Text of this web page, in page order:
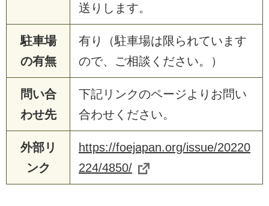
送りします。
駐車場
の有無
有り（駐車場は限られています
ので、ご相談ください。）
問い合
わせ先
下記リンクのページよりお問い
合わせください。
外部リ
ンク
https://foejapan.org/issue/20220
224/4850/